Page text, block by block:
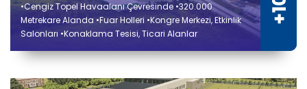
•Cengiz Topel Havaalanı Çevresinde •320.000
Metrekare Alanda •Fuar Holleri •Kongre Merkezi, Etkinlik
Salonları •Konaklama Tesisi, Ticari Alanlar